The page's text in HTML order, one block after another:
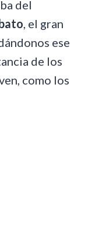
del
, el gran
ese
de los
como los